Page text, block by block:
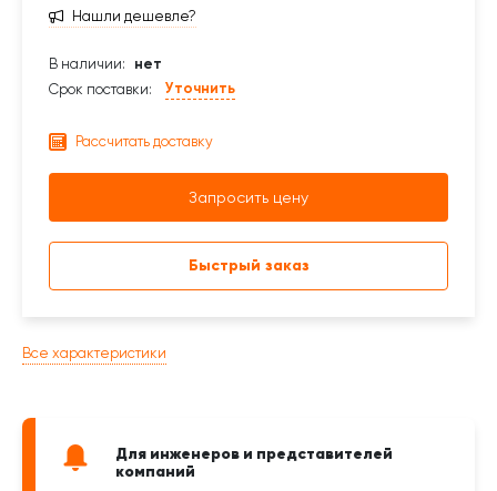
Все характеристики
Для инженеров и представителей
компаний
Нашли дешевле?
В наличии:
нет
Срок поставки:
Уточнить
Рассчитать доставку
Запросить цену
Быстрый заказ